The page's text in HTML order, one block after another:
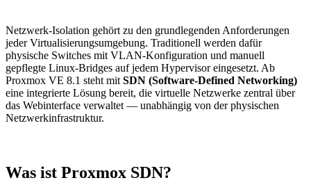
Netzwerk-Isolation gehört zu den grundlegenden Anforderungen
jeder Virtualisierungsumgebung. Traditionell werden dafür
physische Switches mit VLAN-Konfiguration und manuell
gepflegte Linux-Bridges auf jedem Hypervisor eingesetzt. Ab
Proxmox VE 8.1 steht mit SDN (Software-Defined Networking)
eine integrierte Lösung bereit, die virtuelle Netzwerke zentral über
das Webinterface verwaltet — unabhängig von der physischen
Netzwerkinfrastruktur.
Was ist Proxmox SDN?